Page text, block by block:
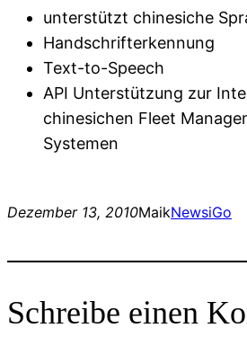
unterstützt chinesiche
Handschrifterkennung
Text-to-Speech
API Unterstützung zur
chinesichen Fleet
Systemen
Dezember 13, 2010MaikNewsiGo
Schreibe einen